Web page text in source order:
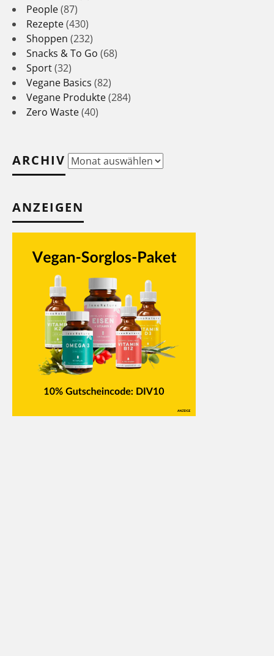
People(87)
Rezepte(430)
Shoppen (232)
Snacks & To Go (68)
Sport(32)
Vegane Basics (82)
Vegane Produkte(284)
Zero Waste(40)
ARCHIV Archiv
ANZEIGEN